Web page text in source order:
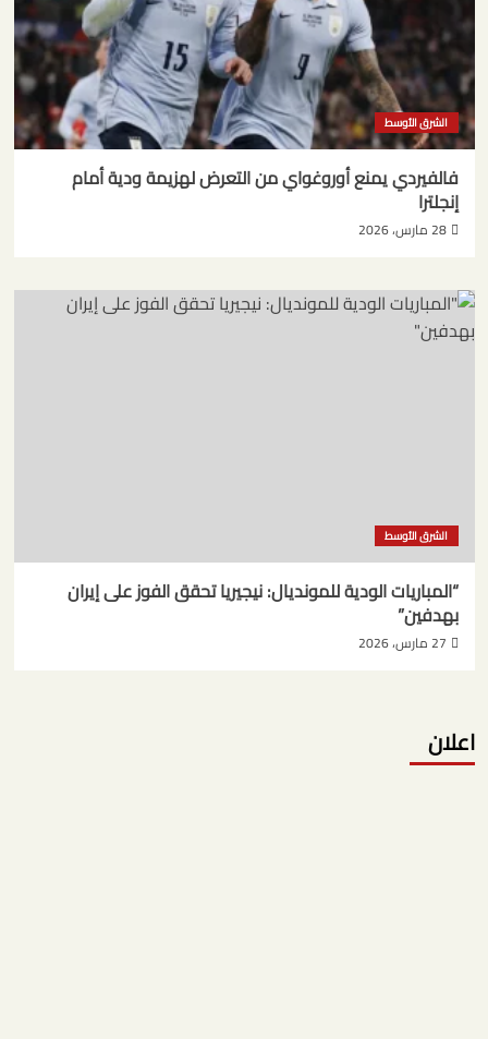
الشرق الأوسط
فالفيردي يمنع أوروغواي من التعرض لهزيمة ودية أمام
إنجلترا
28 مارس، 2026
الشرق الأوسط
“المباريات الودية للمونديال: نيجيريا تحقق الفوز على إيران
بهدفين”
27 مارس، 2026
اعلان